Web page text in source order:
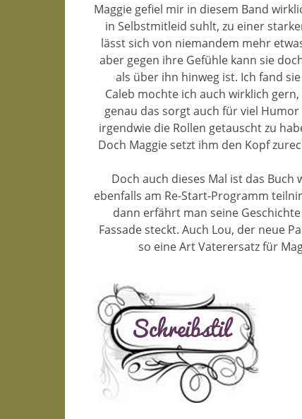
Maggie gefiel mir in diesem Band
in Selbstmitleid suhlt, zu einer
lässt sich von niemandem mehr
aber gegen ihre Gefühle kann sie
als über ihn hinweg ist. Ich fand
Caleb mochte ich auch wirklich
genau das sorgt auch für viel
irgendwie die Rollen getauscht zu
Doch Maggie setzt ihm den Kopf
Doch auch dieses Mal ist das
ebenfalls am Re-Start-Programm
dann erfährt man seine
Fassade steckt. Auch Lou, der neue
so eine Art Vaterersatz für